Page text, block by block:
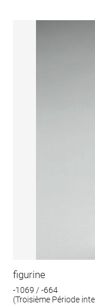
figurine
-1069 / -664
(Troisième Période